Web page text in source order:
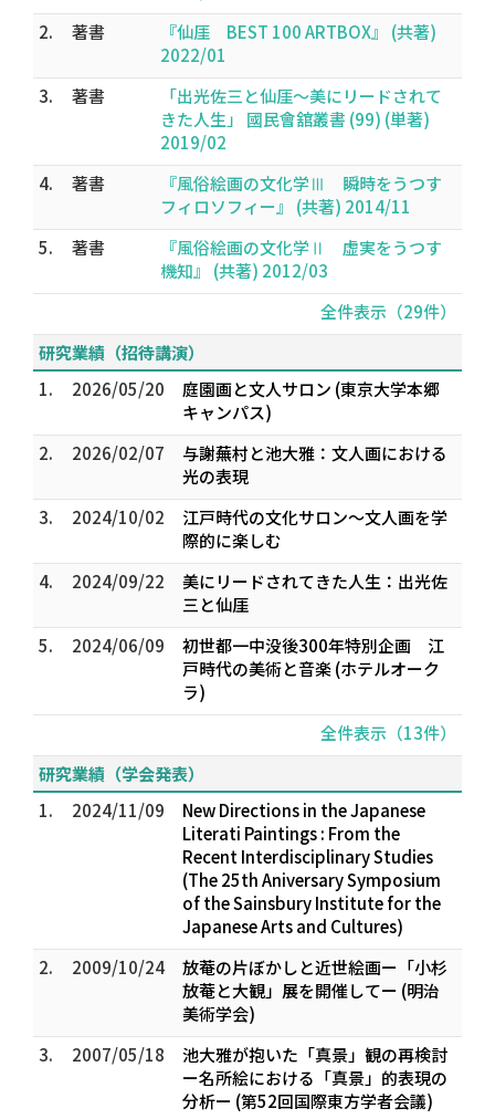
2.
著書
『仙厓 BEST 100 ARTBOX』 (共著)
2022/01
3.
著書
「出光佐三と仙厓～美にリードされて
きた人生」 國民會舘叢書 (99) (単著)
2019/02
4.
著書
『風俗絵画の文化学Ⅲ 瞬時をうつす
フィロソフィー』 (共著) 2014/11
5.
著書
『風俗絵画の文化学Ⅱ 虚実をうつす
機知』 (共著) 2012/03
全件表示（29件）
研究業績（招待講演）
1.
2026/05/20
庭園画と文人サロン (東京大学本郷
キャンパス)
2.
2026/02/07
与謝蕪村と池大雅：文人画における
光の表現
3.
2024/10/02
江戸時代の文化サロン～文人画を学
際的に楽しむ
4.
2024/09/22
美にリードされてきた人生：出光佐
三と仙厓
5.
2024/06/09
初世都一中没後300年特別企画 江
戸時代の美術と音楽 (ホテルオーク
ラ)
全件表示（13件）
研究業績（学会発表）
1.
2024/11/09
New Directions in the Japanese
Literati Paintings : From the
Recent Interdisciplinary Studies
(The 25th Aniversary Symposium
of the Sainsbury Institute for the
Japanese Arts and Cultures)
2.
2009/10/24
放菴の片ぼかしと近世絵画ー「小杉
放菴と大観」展を開催してー (明治
美術学会)
3.
2007/05/18
池大雅が抱いた「真景」観の再検討
ー名所絵における「真景」的表現の
分析ー (第52回国際東方学者会議)